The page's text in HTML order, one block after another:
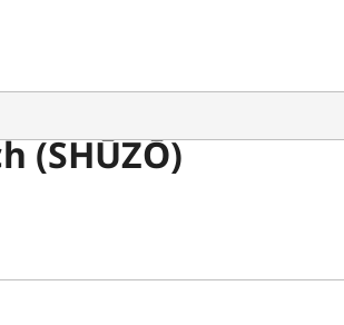
(SHŪZŌ)